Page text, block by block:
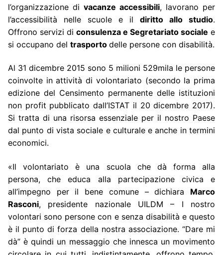
l’organizzazione di vacanze accessibili, lavorano per
l’accessibilità nelle scuole e il diritto allo studio.
Offrono servizi di consulenza e Segretariato sociale e
si occupano del trasporto delle persone con disabilità.
Al 31 dicembre 2015 sono 5 milioni 529mila le persone
coinvolte in attività di volontariato (secondo la prima
edizione del Censimento permanente delle istituzioni
non profit pubblicato dall’ISTAT il 20 dicembre 2017).
Si tratta di una risorsa essenziale per il nostro Paese
dal punto di vista sociale e culturale e anche in termini
economici.
«Il volontariato è una scuola che dà forma alla
persona, che educa alla partecipazione civica e
all’impegno per il bene comune – dichiara Marco
Rasconi, presidente nazionale UILDM – I nostro
volontari sono persone con e senza disabilità e questo
è il punto di forza della nostra associazione. “Dare mi
dà” è quindi un messaggio che innesca un movimento